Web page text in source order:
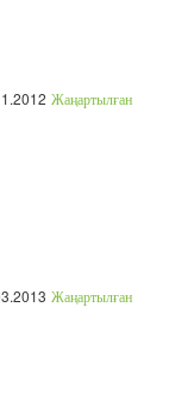
Жаңартылған
Жаңартылған